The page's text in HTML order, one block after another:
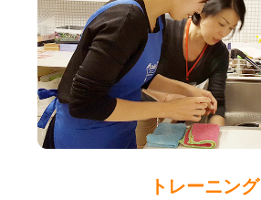
トレーニング